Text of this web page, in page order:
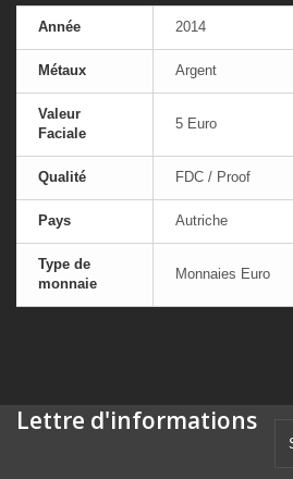
Année 2014
Métaux Argent
Valeur
Faciale
5 Euro
Qualité FDC / Proof
Pays Autriche
Type de
monnaie
Monnaies Euro
Lettre d'informations